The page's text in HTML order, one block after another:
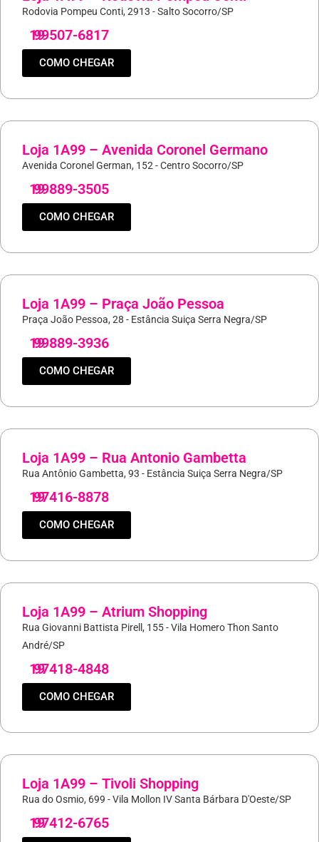
Rodovia Pompeu Conti, 2913 - Salto Socorro/SP
19
99507-6817
COMO CHEGAR
Loja 1A99 – Avenida Coronel Germano
Avenida Coronel German, 152 - Centro Socorro/SP
19
99889-3505
COMO CHEGAR
Loja 1A99 – Praça João Pessoa
Praça João Pessoa, 28 - Estância Suiça Serra Negra/SP
19
99889-3936
COMO CHEGAR
Loja 1A99 – Rua Antonio Gambetta
Rua Antônio Gambetta, 93 - Estância Suiça Serra Negra/SP
19
97416-8878
COMO CHEGAR
Loja 1A99 – Atrium Shopping
Rua Giovanni Battista Pirell, 155 - Vila Homero Thon Santo
André/SP
19
97418-4848
COMO CHEGAR
Loja 1A99 – Tivoli Shopping
Rua do Osmio, 699 - Vila Mollon IV Santa Bárbara D'Oeste/SP
19
97412-6765